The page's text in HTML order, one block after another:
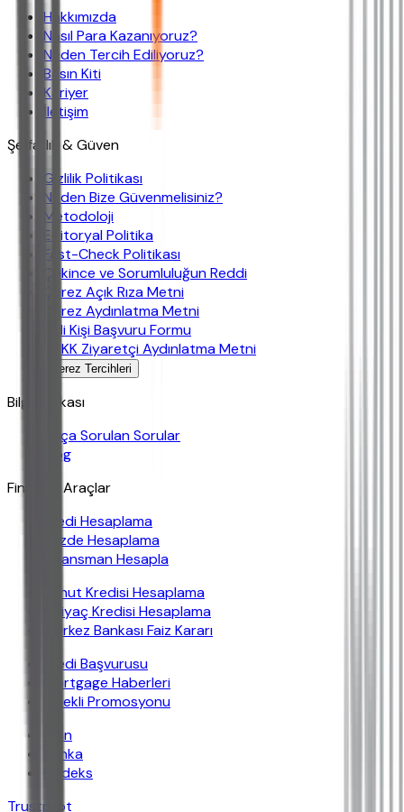
Hakkımızda
Nasıl Para Kazanıyoruz?
Neden Tercih Ediliyoruz?
Basın Kiti
Kariyer
İletişim
Şeffaflık & Güven
Gizlilik Politikası
Neden Bize Güvenmelisiniz?
Metodoloji
Editoryal Politika
Fast-Check Politikası
Çekince ve Sorumluluğun Reddi
Çerez Açık Rıza Metni
Çerez Aydınlatma Metni
İlgili Kişi Başvuru Formu
KVKK Ziyaretçi Aydınlatma Metni
Çerez Tercihleri
Bilgi Bankası
Sıkça Sorulan Sorular
Blog
Finansal Araçlar
Kredi Hesaplama
Yüzde Hesaplama
Finansman Hesapla
Konut Kredisi Hesaplama
İhtiyaç Kredisi Hesaplama
Merkez Bankası Faiz Kararı
Kredi Başvurusu
Mortgage Haberleri
Emekli Promosyonu
İban
Banka
Findeks
Trustpilot